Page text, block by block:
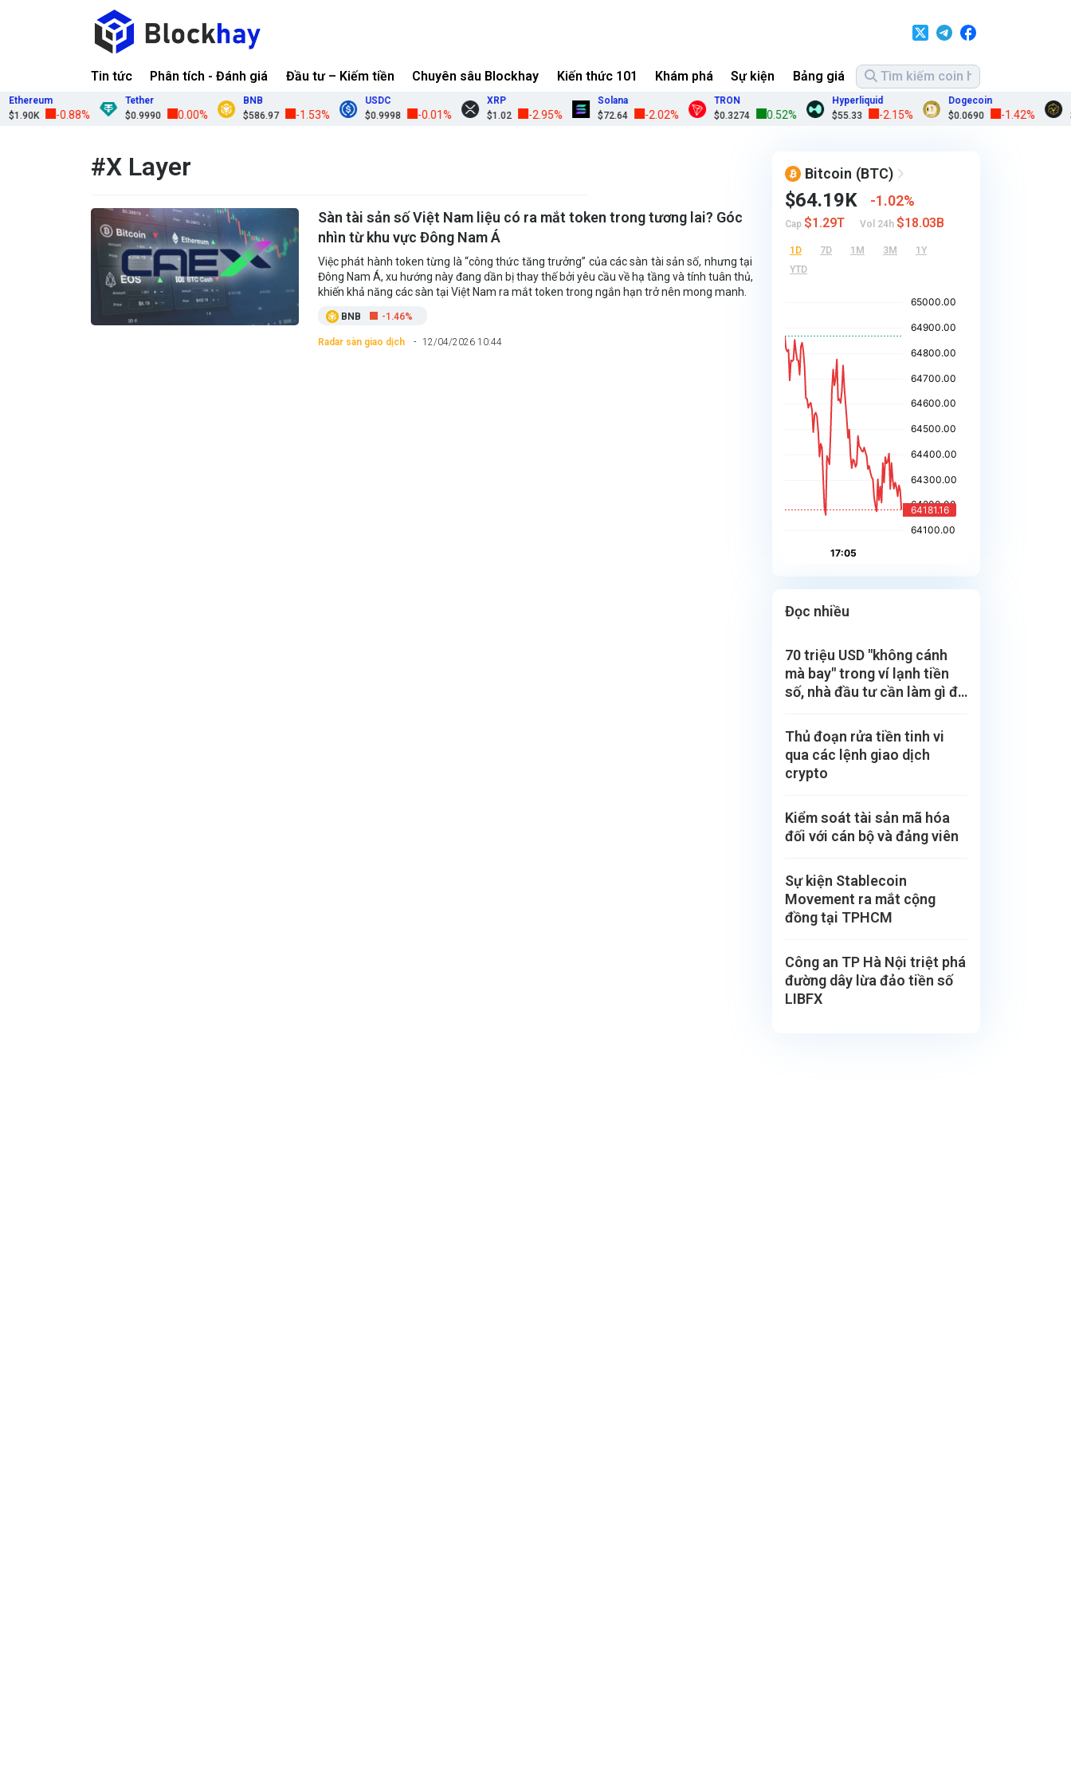
Tin tức Phân tích - Đánh giá Đầu tư – Kiếm tiền Chuyên sâu Blockhay Kiến thức 101 Khám phá Sự kiện Bảng giá
-0.88%
Tether
$0.9990
0.00%
BNB
$586.97
-1.53%
USDC
$0.9998
-0.01%
XRP
$1.02
-2.95%
Solana
$72.64
-2.02%
TRON
$0.3274
0.52%
Hyperliquid
$55.33
-2.15%
Dogecoin
$0.0690
-1.42%
#X Layer
Radar sàn giao dịch 12/04/2026 10:44
Sàn tài sản số Việt Nam liệu có ra mắt token trong tương lai? Góc
nhìn từ khu vực Đông Nam Á
Việc phát hành token từng là “công thức tăng trưởng” của các sàn tài sản số, nhưng tại
Đông Nam Á, xu hướng này đang dần bị thay thế bởi yêu cầu về hạ tầng và tính tuân thủ,
khiến khả năng các sàn tại Việt Nam ra mắt token trong ngắn hạn trở nên mong manh.
BNB -1.46%
Bitcoin (BTC)
$64.19K 1.02%
Cap $1.29T Vol 24h $18.03B
1D 7D 1M 3M
1Y
YTD
Đọc nhiều
70 triệu USD "không cánh
mà bay" trong ví lạnh tiền
số, nhà đầu tư cần làm gì để
Thủ đoạn rửa tiền tinh vi
qua các lệnh giao dịch
crypto
Kiểm soát tài sản mã hóa
đối với cán bộ và đảng viên
Sự kiện Stablecoin
Movement ra mắt cộng
đồng tại TPHCM
Công an TP Hà Nội triệt phá
đường dây lừa đảo tiền số
LIBFX